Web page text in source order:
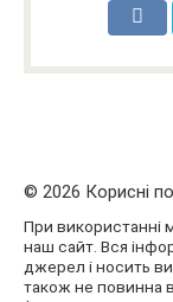
© 2026 Корисні
При використанні
наш сайт. Вся
джерел і носить
також не повинна